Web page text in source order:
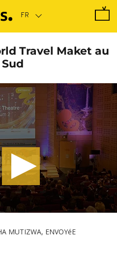
Travel Maket au
MUTIZWA, ENVOYéE